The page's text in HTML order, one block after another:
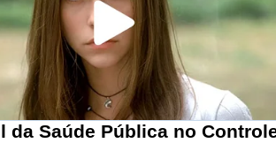
da Saúde Pública no